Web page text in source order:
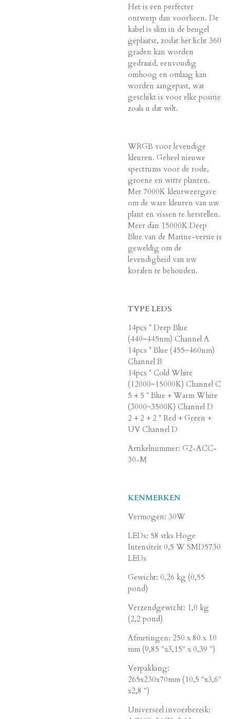
Het is een perfecter
ontwerp dan voorheen. De
kabel is slim in de beugel
geplaatst, zodat het licht 360
graden kan worden
gedraaid, eenvoudig
omhoog en omlaag kan
worden aangepast, wat
geschikt is voor elke positie
zoals u dat wilt.
WRGB voor levendige
kleuren. Geheel nieuwe
spectrums voor de rode,
groene en witte planten.
Met 7000K kleurweergave
om de ware kleuren van uw
plant en vissen te herstellen.
Meer dan 15000K Deep
Blue van de Marine-versie is
geweldig om de
levendigheid van uw
koralen te behouden.
TYPE LEDS
14pcs * Deep Blue
(440~445nm) Channel A
14pcs * Blue (455~460nm)
Channel B
14pcs * Cold White
(12000~15000K) Channel C
5 + 5 * Blue + Warm White
(3000~3500K) Channel D
2 + 2 + 2 * Red + Green +
UV Channel D
Artikelnummer: G2-ACC-
30-M
KENMERKEN
Vermogen: 30W
LEDs: 58 stks Hoge
Intensiteit 0,5 W SMD5730
LEDs
Gewicht: 0,26 kg (0,55
pond)
Verzendgewicht: 1,0 kg
(2,2 pond)
Afmetingen: 250 x 80 x 10
mm (9,85 "x3,15" x 0,39 ")
Verpakking:
265x230x70mm (10,5 "x3,6"
x2,8 ")
Universeel invoerbereik: